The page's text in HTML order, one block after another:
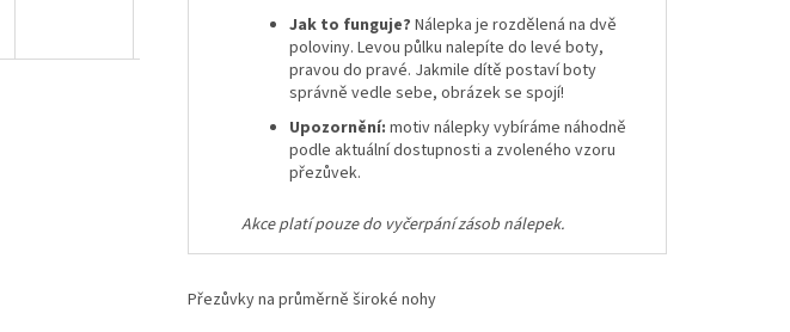
Jak to funguje? Nálepka je rozdělená na dvě
poloviny. Levou půlku nalepíte do levé boty,
pravou do pravé. Jakmile dítě postaví boty
správně vedle sebe, obrázek se spojí!
Upozornění: motiv nálepky vybíráme náhodně
podle aktuální dostupnosti a zvoleného vzoru
přezůvek.
Akce platí pouze do vyčerpání zásob nálepek.
Přezůvky na průměrně široké nohy